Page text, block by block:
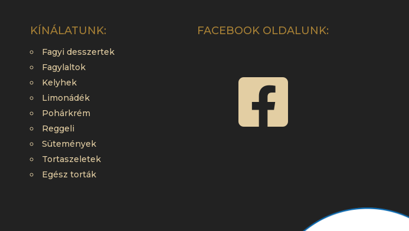
KÍNÁLATUNK:
Fagyi desszertek
Fagylaltok
Kelyhek
Limonádék
Pohárkrém
Reggeli
Sütemények
Tortaszeletek
Egész torták
FACEBOOK OLDALUNK:
